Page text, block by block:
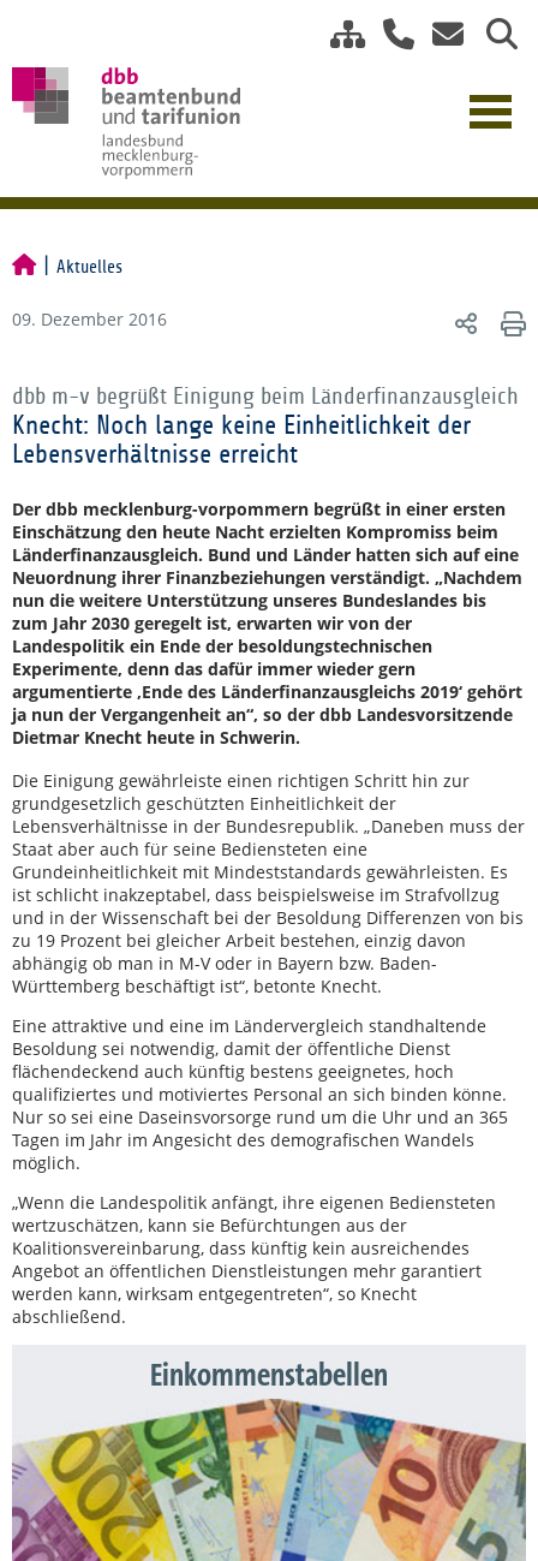
Aktuelles
09. Dezember 2016
dbb m-v begrüßt Einigung beim Länderfinanzausgleich
Knecht: Noch lange keine Einheitlichkeit der
Lebensverhältnisse erreicht
Der dbb mecklenburg-vorpommern begrüßt in einer ersten
Einschätzung den heute Nacht erzielten Kompromiss beim
Länderfinanzausgleich. Bund und Länder hatten sich auf eine
Neuordnung ihrer Finanzbeziehungen verständigt. „Nachdem
nun die weitere Unterstützung unseres Bundeslandes bis
zum Jahr 2030 geregelt ist, erwarten wir von der
Landespolitik ein Ende der besoldungstechnischen
Experimente, denn das dafür immer wieder gern
argumentierte ‚Ende des Länderfinanzausgleichs 2019‘ gehört
ja nun der Vergangenheit an“, so der dbb Landesvorsitzende
Dietmar Knecht heute in Schwerin.
Die Einigung gewährleiste einen richtigen Schritt hin zur
grundgesetzlich geschützten Einheitlichkeit der
Lebensverhältnisse in der Bundesrepublik. „Daneben muss der
Staat aber auch für seine Bediensteten eine
Grundeinheitlichkeit mit Mindeststandards gewährleisten. Es
ist schlicht inakzeptabel, dass beispielsweise im Strafvollzug
und in der Wissenschaft bei der Besoldung Differenzen von bis
zu 19 Prozent bei gleicher Arbeit bestehen, einzig davon
abhängig ob man in M-V oder in Bayern bzw. Baden-
Württemberg beschäftigt ist“, betonte Knecht.
Eine attraktive und eine im Ländervergleich standhaltende
Besoldung sei notwendig, damit der öffentliche Dienst
flächendeckend auch künftig bestens geeignetes, hoch
qualifiziertes und motiviertes Personal an sich binden könne.
Nur so sei eine Daseinsvorsorge rund um die Uhr und an 365
Tagen im Jahr im Angesicht des demografischen Wandels
möglich.
„Wenn die Landespolitik anfängt, ihre eigenen Bediensteten
wertzuschätzen, kann sie Befürchtungen aus der
Koalitionsvereinbarung, dass künftig kein ausreichendes
Angebot an öffentlichen Dienstleistungen mehr garantiert
werden kann, wirksam entgegentreten“, so Knecht
abschließend.
Einkommenstabellen